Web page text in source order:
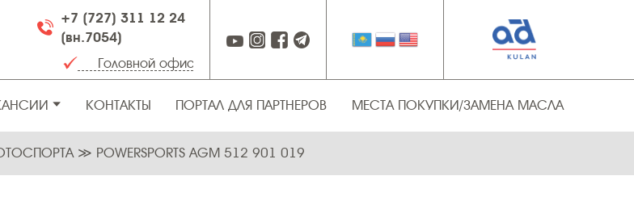
+7 (727) 311 12 24
(вн.7054)
КОНТАКТЫ ПОРТАЛ ДЛЯ ПАРТНЕРОВ МЕСТА ПОКУПКИ/ЗАМЕНА МАСЛА
≫ POWERSPORTS AGM 512 901 019